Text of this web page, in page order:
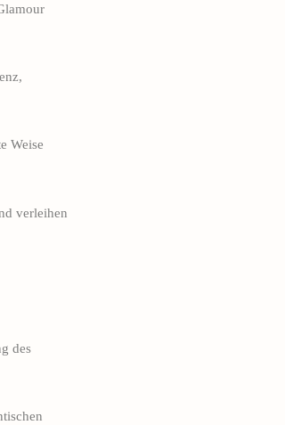
Weise
verleihen
des